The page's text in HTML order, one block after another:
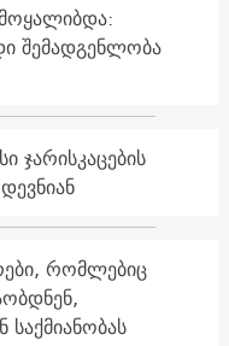
შემადგენლობა
რომლებიც